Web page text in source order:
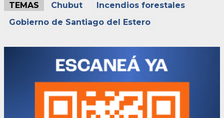
TEMAS Chubut
Incendios forestales
Gobierno de Santiago del Estero